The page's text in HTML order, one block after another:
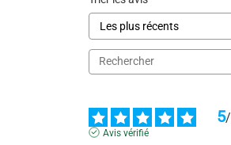
5/
Avis vérifié